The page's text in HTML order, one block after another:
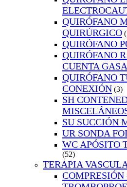
QUIRÓFANO
QUIRÚRGICO
QUIRÓFANO
QUIRÓFANO
CUENTA
QUIRÓFANO
CONEXIÓN (3)
SH
SU SUCCIÓN
UR SONDA
WC APÓSITO
(52)
TERAPIA
COMPRESIÓN